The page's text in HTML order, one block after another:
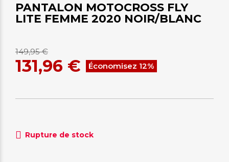
PANTALON MOTOCROSS FLY
LITE FEMME 2020 NOIR/BLANC
149,95 €
131,96 € Économisez 12%
Rupture de stock